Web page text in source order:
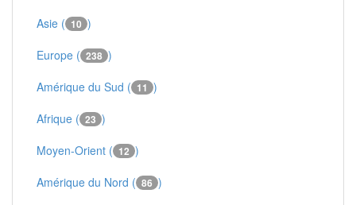
Asie ( 10 )
Europe ( 238 )
Amérique du Sud ( 11 )
Afrique ( 23 )
Moyen-Orient ( 12 )
Amérique du Nord ( 86 )